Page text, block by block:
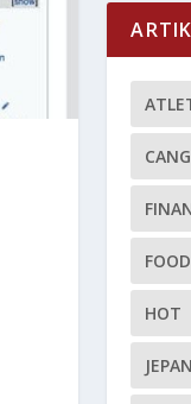
FOOD
HOT